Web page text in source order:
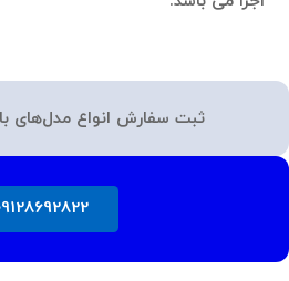
ثبت سفارش انواع مدل‌های